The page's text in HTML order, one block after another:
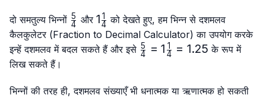
दो समतुल्य भिन्नों \frac{5}
{4}
4
5 और 1\frac{1}
{4}
14
1
को देखते हुए, हम भिन्न से दशमलव
कैलकुलेटर (Fraction to Decimal Calculator) का उपयोग करके
इन्हें दशमलव में बदल सकते हैं और इसे \frac{5}
4
5 = 1 4
1 = 1.25 के रूप में
लिख सकते हैं।
भिन्नों की तरह ही, दशमलव संख्याएँ भी धनात्मक या ऋणात्मक हो सकती